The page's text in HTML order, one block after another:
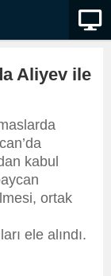
Aliyev ile
kabul
ortak
ele alındı.